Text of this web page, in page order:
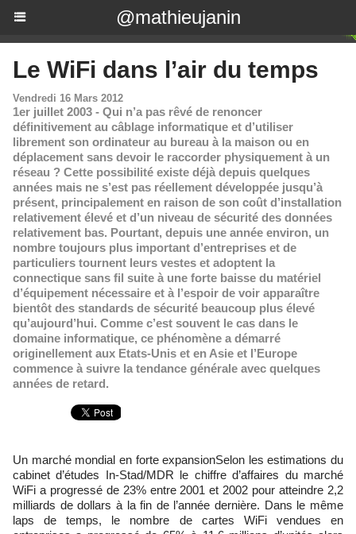
@mathieujanin
Le WiFi dans l’air du temps
Vendredi 16 Mars 2012
1er juillet 2003 - Qui n’a pas rêvé de renoncer
définitivement au câblage informatique et d’utiliser
librement son ordinateur au bureau à la maison ou en
déplacement sans devoir le raccorder physiquement à un
réseau ? Cette possibilité existe déjà depuis quelques
années mais ne s’est pas réellement développée jusqu’à
présent, principalement en raison de son coût d’installation
relativement élevé et d’un niveau de sécurité des données
relativement bas. Pourtant, depuis une année environ, un
nombre toujours plus important d’entreprises et de
particuliers tournent leurs vestes et adoptent la
connectique sans fil suite à une forte baisse du matériel
d’équipement nécessaire et à l’espoir de voir apparaître
bientôt des standards de sécurité beaucoup plus élevé
qu’aujourd’hui. Comme c’est souvent le cas dans le
domaine informatique, ce phénomène a démarré
originellement aux Etats-Unis et en Asie et l’Europe
commence à suivre la tendance générale avec quelques
années de retard.
Un marché mondial en forte expansionSelon les estimations du
cabinet d’études In-Stad/MDR le chiffre d’affaires du marché
WiFi a progressé de 23% entre 2001 et 2002 pour atteindre 2,2
milliards de dollars à la fin de l’année dernière. Dans le même
laps de temps, le nombre de cartes WiFi vendues en